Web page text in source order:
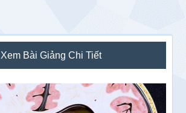
Xem Bài Giảng Chi Tiết